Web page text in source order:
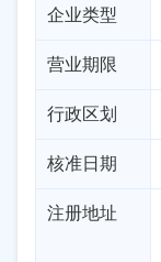
企业类型
营业期限
行政区划
核准日期
注册地址